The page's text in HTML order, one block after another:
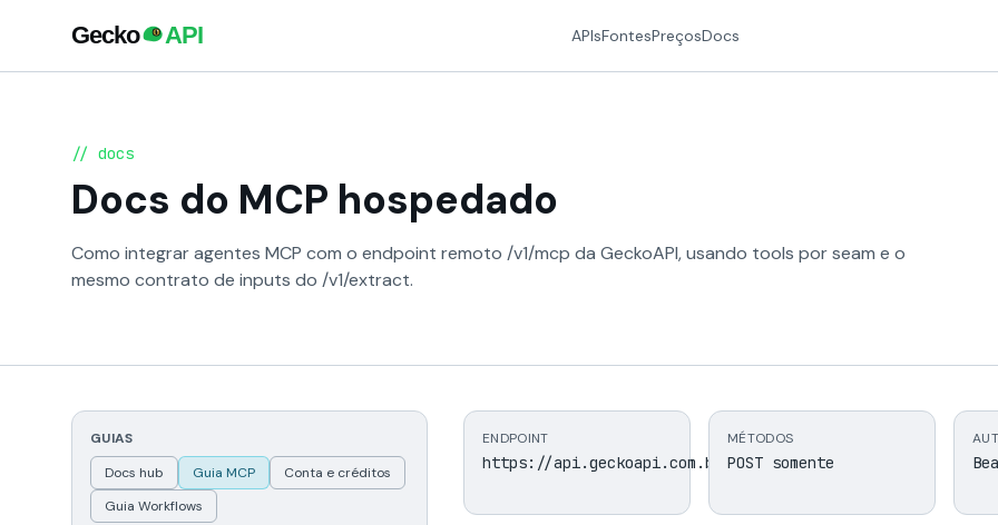
APIsFontesPreçosDocs
// docs
Docs do MCP hospedado
Como integrar agentes MCP com o endpoint remoto /v1/mcp da GeckoAPI, usando tools por seam e o
mesmo contrato de inputs do /v1/extract.
GUIAS
Docs hub
Guia MCP
Conta e créditos
Guia Workflows
ENDPOINT
https://api.geckoapi.com.br/v1/mcp
MÉTODOS
POST somente